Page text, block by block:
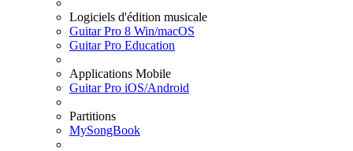
Logiciels d'édition musicale
Guitar Pro 8 Win/macOS
Guitar Pro Education
Applications Mobile
Guitar Pro iOS/Android
Partitions
MySongBook